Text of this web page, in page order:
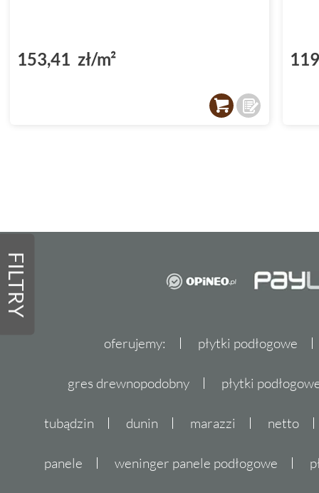
FILTRY
153,41 zł/m²
oferujemy: płytki podłogowe
gres drewnopodobny płytki
tubądzin dunin marazzi netto
panele weninger panele podłogowe